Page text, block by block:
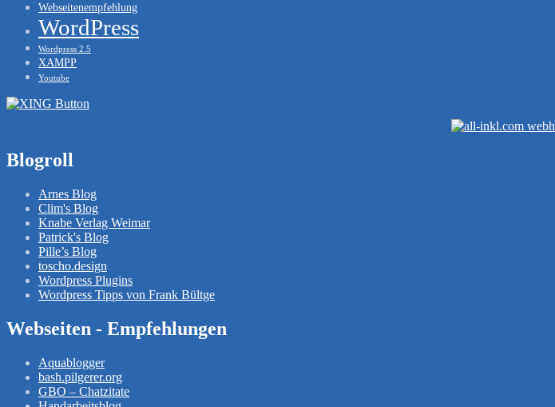
Webseitenempfehlung
WordPress
Wordpress 2.5
XAMPP
Youtube
Blogroll
Arnes Blog
Clim's Blog
Knabe Verlag Weimar
Patrick's Blog
Pille’s Blog
toscho.design
Wordpress Plugins
Wordpress Tipps von Frank Bültge
Webseiten - Empfehlungen
Aquablogger
bash.pilgerer.org
GBO – Chatzitate